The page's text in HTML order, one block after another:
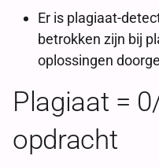
Er is plagiaat-
betrokken zijn bij
oplossingen
Plagiaat =
opdracht